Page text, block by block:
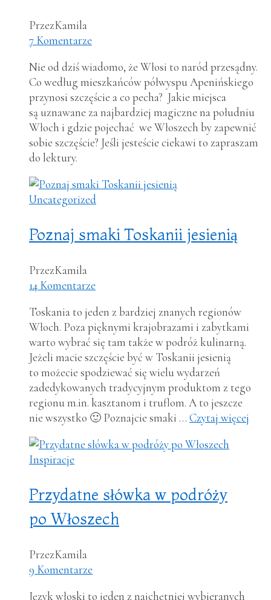
PrzezKamila
7 Komentarze
Nie od dziś wiadomo, że Włosi to naród przesądny.
Co według mieszkańców półwyspu Apenińskiego
przynosi szczęście a co pecha? Jakie miejsca
są uznawane za najbardziej magiczne na południu
Włoch i gdzie pojechać we Włoszech by zapewnić
sobie szczęście? Jeśli jesteście ciekawi to zapraszam
do lektury.
Uncategorized
Poznaj smaki Toskanii jesienią
PrzezKamila
14 Komentarze
Toskania to jeden z bardziej znanych regionów
Włoch. Poza pięknymi krajobrazami i zabytkami
warto wybrać się tam także w podróż kulinarną.
Jeżeli macie szczęście być w Toskanii jesienią
to możecie spodziewać się wielu wydarzeń
zadedykowanych tradycyjnym produktom z tego
regionu m.in. kasztanom i truflom. A to jeszcze
nie wszystko 🙂 Poznajcie smaki … Czytaj więcej
Inspiracje
Przydatne słówka w podróży
po Włoszech
PrzezKamila
9 Komentarze
Język włoski to jeden z najchętniej wybieranych